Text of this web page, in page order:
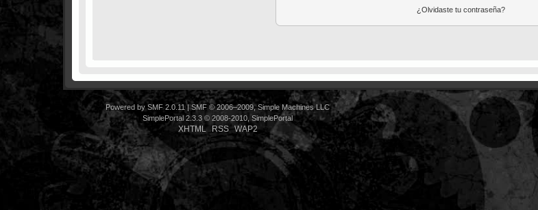
¿Olvidaste tu contraseña?
Powered by SMF 2.0.11|SMF © 2006–2009, Simple Machines LLC
SimplePortal 2.3.3 © 2008-2010, SimplePortal
XHTML RSS WAP2